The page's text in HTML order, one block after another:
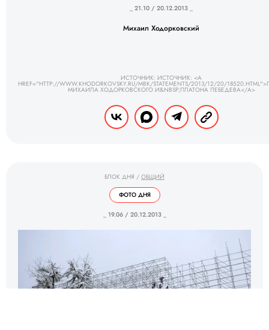
_ 21.10 / 20.12.2013 _
Михаил Ходорковский
ИСТОЧНИК: ИСТОЧНИК: <A
HREF="HTTP://WWW.KHODORKOVSKY.RU/MBK/STATEMENTS/2013/12/20/
МИХАИЛА ХОДОРКОВСКОГО И&NBSP;ПЛАТОНА ЛЕБЕДЕВА</A>
БЛОК ДНЯ / ОБЩИЙ
ФОТО ДНЯ
_ 19.06 / 20.12.2013 _